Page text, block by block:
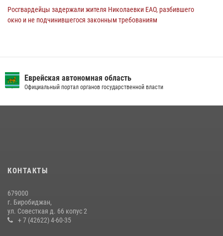
Росгвардейцы задержали жителя Николаевки ЕАО, разбившего
окно и не подчинившегося законным требованиям
07 июля 2026, 06:28
21 июля 2026, 04:18
Росгвардии в ЕАО
08 июля 2026, 04:54
Еврейская автономная область
Официальный портал органов государственной власти
КОНТАКТЫ
679000
г. Биробиджан,
ул. Совесткая д. 66 копус 2
+ 7 (42622) 4-60-35